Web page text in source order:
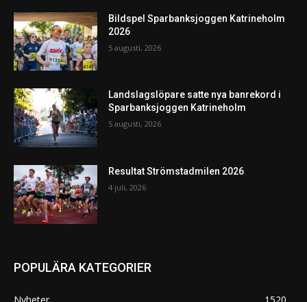
Bildspel Sparbanksjoggen Katrineholm
2026
5 augusti, 2026
Landslagslöpare satte nya banrekord i
Sparbanksjoggen Katrineholm
5 augusti, 2026
Resultat Strömstadmilen 2026
4 juli, 2026
POPULÄRA KATEGORIER